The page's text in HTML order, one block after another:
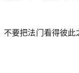
要把法门看得彼